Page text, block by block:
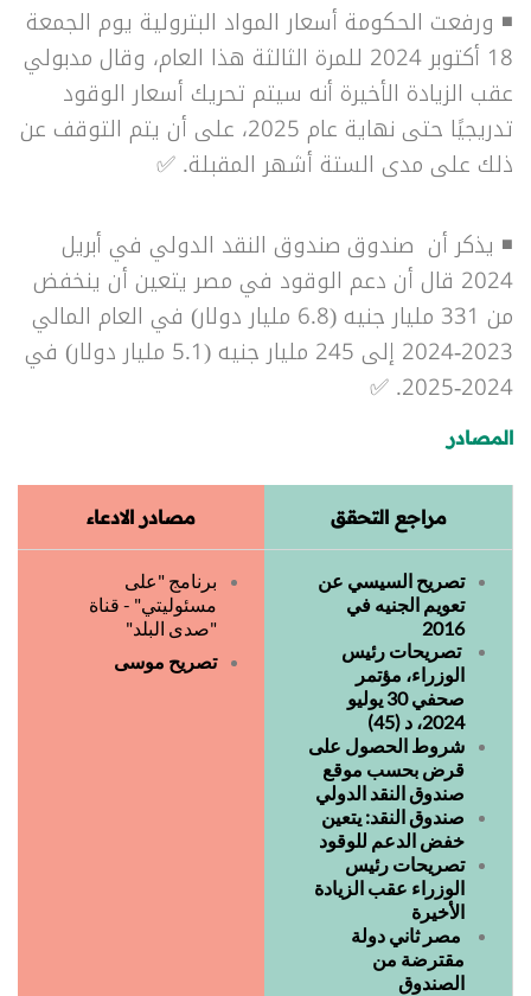
◾ ورفعت الحكومة أسعار المواد البترولية يوم الجمعة
18 أكتوبر 2024 للمرة الثالثة هذا العام، وقال مدبولي
عقب الزيادة الأخيرة أنه سيتم تحريك أسعار الوقود
تدريجيًا حتى نهاية عام 2025، على أن يتم التوقف عن
ذلك على مدى الستة أشهر المقبلة. ✅
◾ يذكر أن صندوق صندوق النقد الدولي في أبريل
2024 قال أن دعم الوقود في مصر يتعين أن ينخفض
من 331 مليار جنيه (6.8 مليار دولار) في العام المالي
2023-2024 إلى 245 مليار جنيه (5.1 مليار دولار) في
2024-2025.
✅
المصادر
مراجع التحقق مصادر الادعاء
تصريح السيسي عن
تعويم الجنيه في
2016
تصريحات رئيس
الوزراء، مؤتمر
صحفي 30 يوليو
2024، د (45)
شروط الحصول على
قرض بحسب موقع
صندوق النقد الدولي
صندوق النقد: يتعين
خفض الدعم للوقود
تصريحات رئيس
الوزراء عقب الزيادة
الأخيرة
مصر ثاني دولة
مقترضة من
الصندوق
برنامج "على
مسئوليتي" - قناة
"صدى البلد"
تصريح موسى